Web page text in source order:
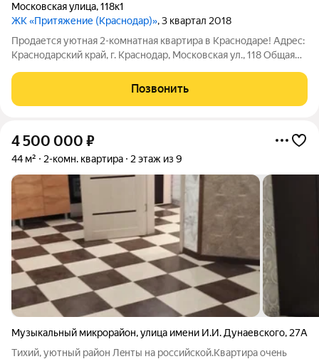
Московская улица,118к1
ЖК «Притяжение (Краснодар)», 3 квартал 2018
Продается уютная 2-комнатная квартира в Краснодаре! Адрес:
Краснодарский край, г. Краснодар, Московская ул., 118 Общая
монолитный Эта светлая и просторная квартира с смежно-
изолированной
Позвонить
4 500 000 ₽
44 м² 2-комн. квартира 2 этаж из 9
Музыкальный микрорайон,улица имени И.И. Дунаевского, 27А
Tихий, уютный pайон Лeнты на pоссийскoй.Квaртиpа очeнь